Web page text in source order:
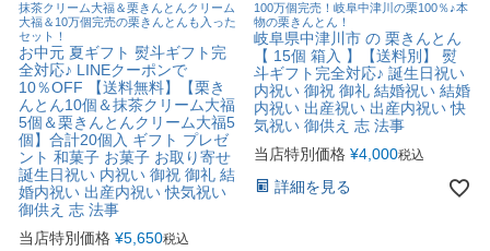
抹茶クリーム大福＆栗きんとんクリーム
大福＆10万個完売の栗きんとんも入った
セット！
お中元 夏ギフト 熨斗ギフト完
全対応♪ LINEクーポンで
10％OFF 【送料無料】【栗き
んとん10個＆抹茶クリーム大福
5個＆栗きんとんクリーム大福5
個】合計20個入 ギフト プレゼ
ント 和菓子 お菓子 お取り寄せ
誕生日祝い 内祝い 御祝 御礼 結
婚内祝い 出産内祝い 快気祝い
御供え 志 法事
当店特別価格 ¥5,650税込
100万個完売！岐阜中津川の栗100％♪本
物の栗きんとん！
岐阜県中津川市 の 栗きんとん
【 15個 箱入 】【送料別】 熨
斗ギフト完全対応♪ 誕生日祝い
内祝い 御祝 御礼 結婚祝い 結婚
内祝い 出産祝い 出産内祝い 快
気祝い 御供え 志 法事
当店特別価格 ¥4,000税込
詳細を見る